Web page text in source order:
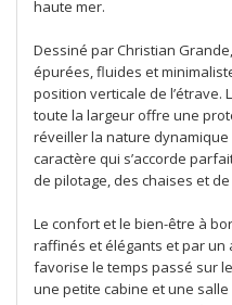
haute mer.
Dessiné par Christian
épurées, fluides et
position verticale de
toute la largeur offre une
réveiller la nature
caractère qui s’accorde
de pilotage, des chaises et
Le confort et le bien-être à
raffinés et élégants et par un
favorise le temps passé sur
une petite cabine et une